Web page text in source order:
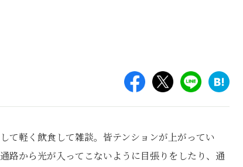
て軽く飲食して雑談。皆テンションが上がってい
路から光が入ってこないように目張りをしたり、通